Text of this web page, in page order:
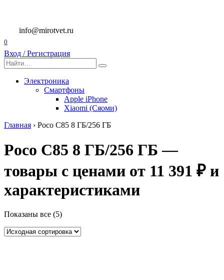
содержанию
info@mirotvet.ru
0
Вход / Регистрация
Search
for:
Электроника
Смартфоны
Apple iPhone
Xiaomi (Сяоми)
Главная › Poco C85 8 ГБ/256 ГБ
Poco C85 8 ГБ/256 ГБ —
товары с ценами от 11 391 ₽ и
характеристиками
Показаны все (5)